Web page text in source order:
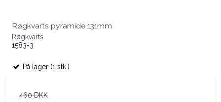
Røgkvarts pyramide 131mm
Røgkvarts
1583-3
På lager (1 stk.)
460 DKK